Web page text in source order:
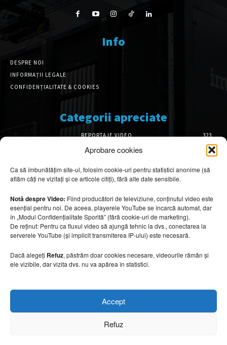
Aprobare cookies
Ca să îmbunătățim site-ul, folosim cookie-uri pentru statistici anonime (să
aflăm câți ne vizitați și ce articole citiți), fără alte date sensibile.
Notă despre Video: Fiind producători de televiziune, conținutul video este
esențial pentru noi. De aceea, playerele YouTube se încarcă automat, dar
în „Modul Confidențialitate Sporită” (fără cookie-uri de marketing).
De reținut: Pentru ca fluxul video să ajungă tehnic la dvs., conectarea la
serverele YouTube (și implicit transmiterea IP-ului) este necesară.
Dacă alegeți Refuz, păstrăm doar cookies necesare, videourile rămân și
ele vizibile, dar vizita dvs. nu va apărea în statistici.
Accept
Refuz
Info
DESPRE NOI
INFORMAȚII LEGALE
CONFIDENȚIALITATE & COOKIES
Categorii apreciate
REPORTAJE VIDEO
323
AMENAJĂRI INTERIOARE
126
DESIGN INTERIOR
64
ARHITECTURĂ & DESIGN
OPINII & ANALIZE
43
Articole recomandate
Cele mai impresionante cabane moderne
7 august 2026
Ouse Valley Viaduct, construcția care
7 august 2026